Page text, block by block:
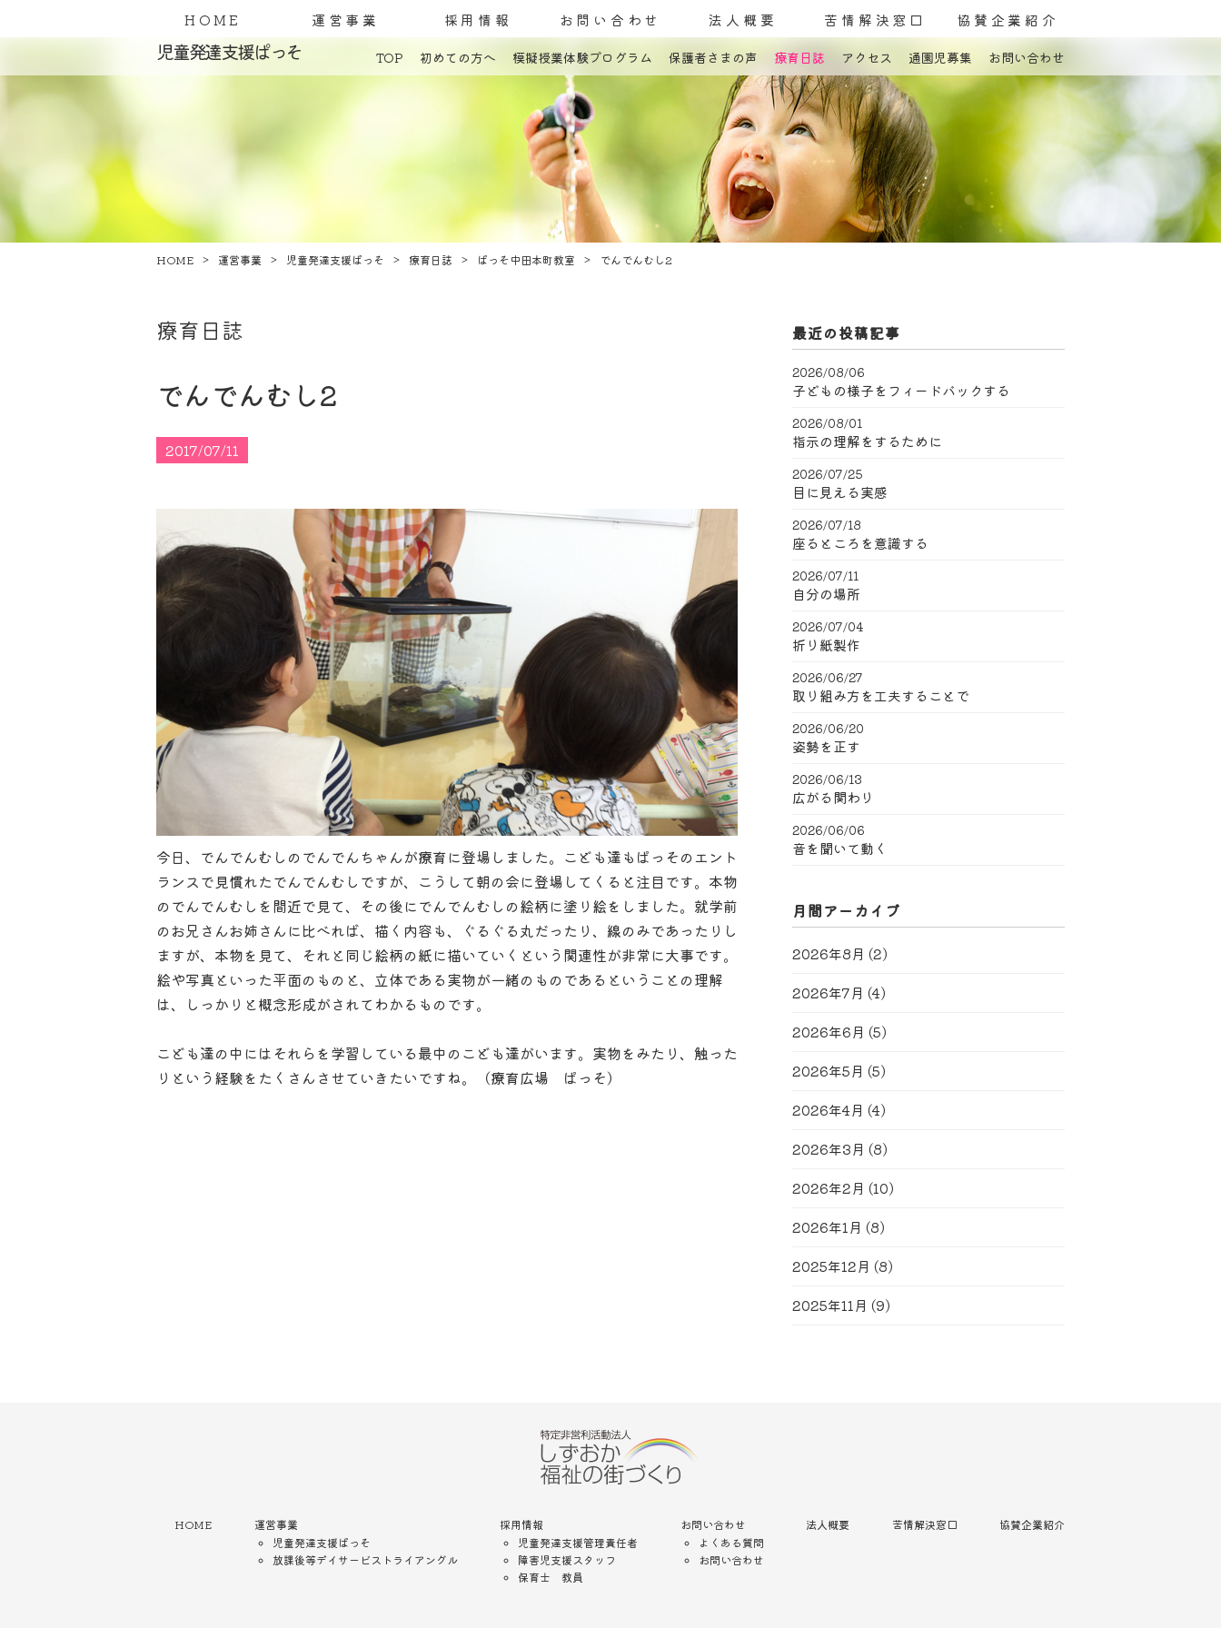
HOME 運営事業 採用情報 お問い合わせ 法人概要 苦情解決窓口 協賛企業紹介
児童発達支援ぱっそ TOP 初めての方へ 模擬授業体験プログラム 保護者さまの声 療育日誌 アクセス 通園児募集 お問い合わせ
よくある質問
お問い合わせ
HOME 運営事業 児童発達支援ぱっそ 療育日誌 ぱっそ中田本町教室 でんでんむし2
療育日誌
でんでんむし2
2017/07/11
今日、でんでんむしのでんでんちゃんが療育に登場しました。こども達もぱっそのエント
ランスで見慣れたでんでんむしですが、こうして朝の会に登場してくると注目です。本物
のでんでんむしを間近で見て、その後にでんでんむしの絵柄に塗り絵をしました。就学前
のお兄さんお姉さんに比べれば、描く内容も、ぐるぐる丸だったり、線のみであったりし
ますが、本物を見て、それと同じ絵柄の紙に描いていくという関連性が非常に大事です。
絵や写真といった平面のものと、立体である実物が一緒のものであるということの理解
は、しっかりと概念形成がされてわかるものです。
こども達の中にはそれらを学習している最中のこども達がいます。実物をみたり、触った
りという経験をたくさんさせていきたいですね。（療育広場 ぱっそ）
最近の投稿記事
2026/08/06
子どもの様子をフィードバックする
2026/08/01
指示の理解をするために
2026/07/25
目に見える実感
2026/07/18
座るところを意識する
2026/07/11
自分の場所
2026/07/04
折り紙製作
2026/06/27
取り組み方を工夫することで
2026/06/20
姿勢を正す
2026/06/13
広がる関わり
2026/06/06
音を聞いて動く
月間アーカイブ
2026年8月 (2)
2026年7月 (4)
2026年6月 (5)
2026年5月 (5)
2026年4月 (4)
2026年3月 (8)
2026年2月 (10)
2026年1月 (8)
2025年12月 (8)
2025年11月 (9)
HOME
運営事業
児童発達支援ぱっそ
放課後等デイサービストライアングル
採用情報
児童発達支援管理責任者
障害児支援スタッフ
保育士 教員
お問い合わせ
よくある質問
お問い合わせ
法人概要 苦情解決窓口 協賛企業紹介